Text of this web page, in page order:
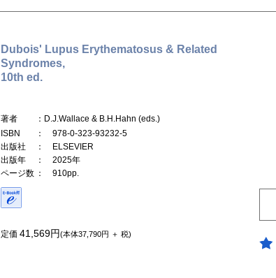
Dubois' Lupus Erythematosus & Related
Syndromes,
10th ed.
著者
：D.J.Wallace & B.H.Hahn (eds.)
ISBN
： 978-0-323-93232-5
出版社
： ELSEVIER
出版年
： 2025年
ページ数 ： 910pp.
定価 41,569円(本体37,790円 ＋ 税)